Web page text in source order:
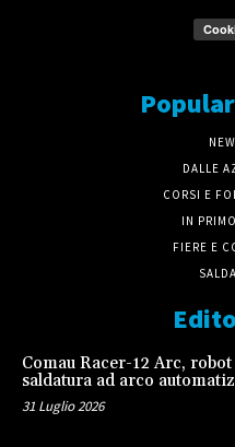
DALLE
CORSI E
IN
FIERE E
Comau Racer-12 Arc,
saldatura ad arco
31 Luglio 2026